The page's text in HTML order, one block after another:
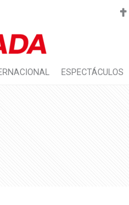
ESPECTÁCULOS